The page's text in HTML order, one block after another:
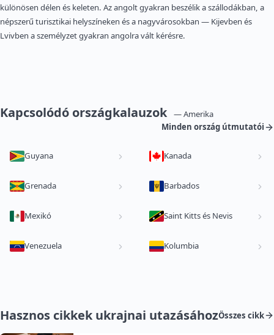
különösen délen és keleten. Az angolt gyakran beszélik a szállodákban, a
népszerű turisztikai helyszíneken és a nagyvárosokban — Kijevben és
Lvivben a személyzet gyakran angolra vált kérésre.
Kapcsolódó országkalauzok
— Amerika
Minden ország útmutatói
Guyana Kanada
Grenada Barbados
Mexikó Saint Kitts és Nevis
Venezuela Kolumbia
Hasznos cikkek ukrajnai utazásáhozÖsszes cikk